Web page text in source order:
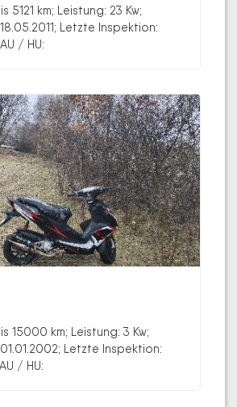
5121 km; Leistung: 23 Kw;
Letzte Inspektion:
/ HU:
15000 km; Leistung: 3 Kw;
Letzte Inspektion:
/ HU: